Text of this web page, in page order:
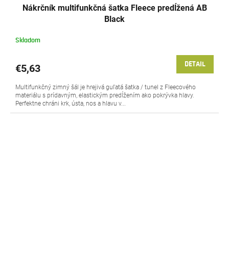
Nákrčník multifunkčná šatka Fleece predĺžená AB
Black
Skladom
€5,63 DETAIL
Multifunkčný zimný šál je hrejivá guľatá šatka / tunel z Fleecového
materiálu s prídavným, elastickým predĺžením ako pokrývka hlavy.
Perfektne chráni krk, ústa, nos a hlavu v...